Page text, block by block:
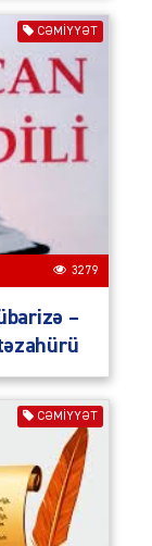
CƏMIYYƏT
3279
–
CƏMIYYƏT